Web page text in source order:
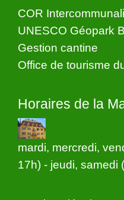
COR
UNESCO Géopark
Gestion cantine
Office de tourisme
Horaires de la
mardi, mercredi,
17h) - jeudi, samedi